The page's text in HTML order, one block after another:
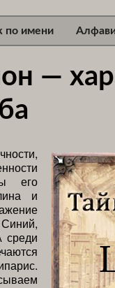
по имени
—
его
и